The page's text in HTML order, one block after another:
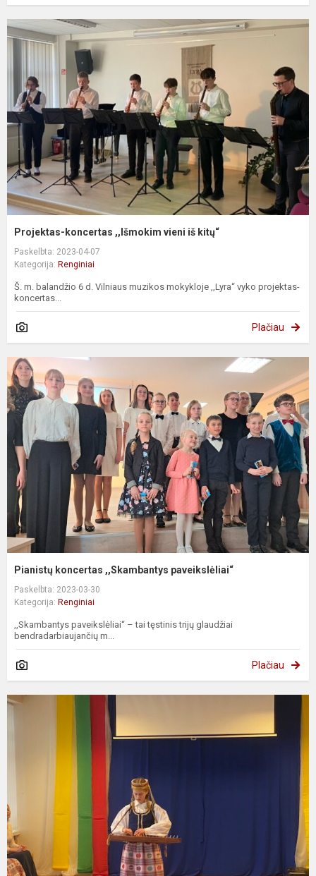
Projektas-koncertas ,,Išmokim vieni iš kitų“
Paskelbta: 2023-04-07
Kategorija: Renginiai
Š. m. balandžio 6 d. Vilniaus muzikos mokykloje ,,Lyra“ vyko projektas-
koncertas...
Plačiau
Pianistų koncertas ,,Skambantys paveikslėliai“
Paskelbta: 2023-03-30
Kategorija: Renginiai
,,Skambantys paveikslėliai“ – tai tęstinis trijų glaudžiai
bendradarbiaujančių m...
Plačiau